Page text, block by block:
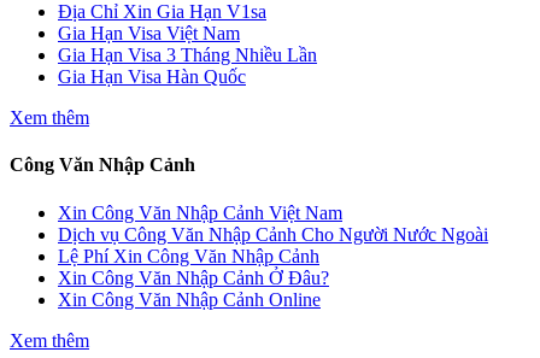
Địa Chỉ Xin Gia Hạn V1sa
Gia Hạn Visa Việt Nam
Gia Hạn Visa 3 Tháng Nhiều Lần
Gia Hạn Visa Hàn Quốc
Xem thêm
Công Văn Nhập Cảnh
Xin Công Văn Nhập Cảnh Việt Nam
Dịch vụ Công Văn Nhập Cảnh Cho Người Nước Ngoài
Lệ Phí Xin Công Văn Nhập Cảnh
Xin Công Văn Nhập Cảnh Ở Đâu?
Xin Công Văn Nhập Cảnh Online
Xem thêm